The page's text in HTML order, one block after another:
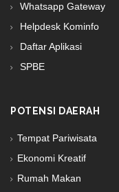
Whatsapp Gateway
Helpdesk Kominfo
Daftar Aplikasi
SPBE
POTENSI DAERAH
Tempat Pariwisata
Ekonomi Kreatif
Rumah Makan